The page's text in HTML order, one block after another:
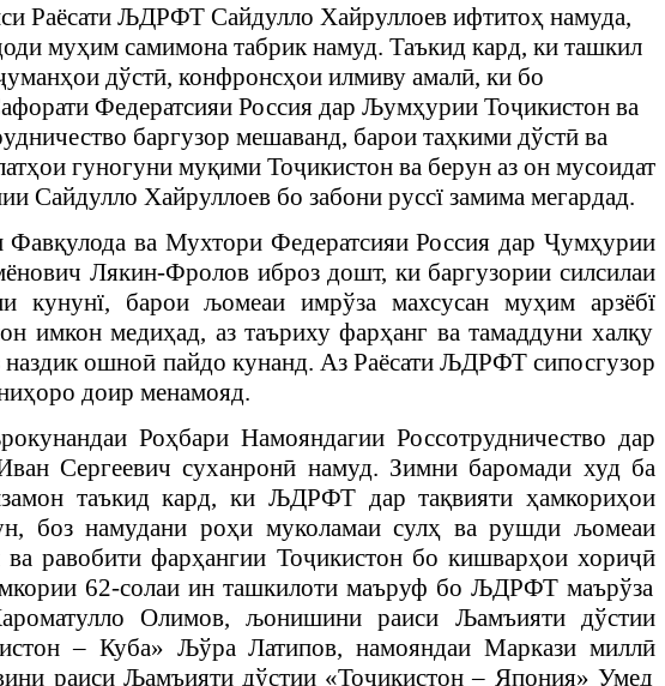
РаёсатиЉДРФТ Сайдулло Хайруллоев ифтитоҳ намуда,
муҳим самимона табрик намуд. Таъкид кард, ки ташкил
уманҳои дўстӣ, конфронсҳои илмиву амалӣ, ки бо
Федератсияи Россия дар Љумҳурии Тоҷикистон ва
баргузор мешаванд, барои таҳкими дўстӣ ва
ҳои гуногуни муқими Тоҷикистон ва берун аз он мусоидат
Сайдулло Хайруллоев бо забони руссї замима мегардад.
қулода ва Мухтори Федератсияи Россия дарҶумҳурии
Лякин-Фроловиброз дошт, ки баргузории силсилаи
кунунї, бароиљомеаи имрўза махсусан муҳим арзёбї
имкон медиҳад, аз таъриху фарҳанг ва тамаддуни халқу
наздик ошноӣ пайдо кунанд. Аз Раёсати ЉДРФТ сипосгузор
ҳоро доир менамояд.
Роҳбари Намояндагии Россотрудничество дар
Сергеевич суханронӣ намуд. Зимни баромади худ ба
таъкид кард, ки ЉДРФТ дар тақвияти ҳамкориҳои
боз намудани роҳи муколамаи сулҳ ва рушди љомеаи
ва равобити фарҳангии Тоҷикистон бо кишварҳои хориҷӣ
62-солаи ин ташкилоти маъруф бо ЉДРФТ маърўза
Олимов, љонишини раиси Љамъияти дўстии
– Куба» Љўра Латипов, намояндаи Маркази миллӣ
раиси Љамъияти дўстии «Тоҷикистон – Япония» Умед